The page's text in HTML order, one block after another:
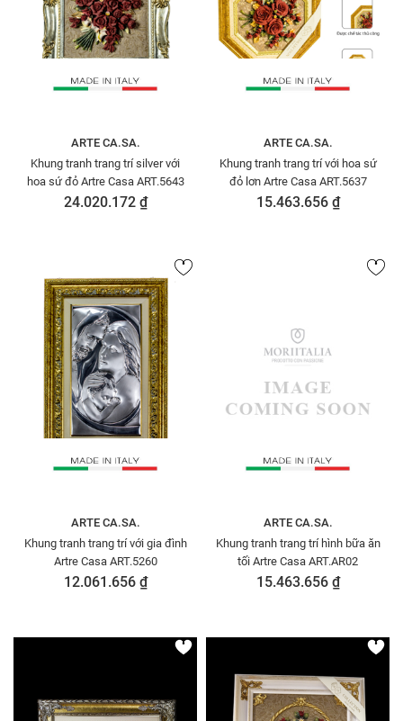
ARTE CA.SA.
Khung tranh trang trí silver với
hoa sứ đỏ Artre Casa ART.5643
24.020.172 ₫
ARTE CA.SA.
Khung tranh trang trí với hoa sứ
đỏ lơn Artre Casa ART.5637
15.463.656 ₫
ARTE CA.SA.
Khung tranh trang trí với gia đình
Artre Casa ART.5260
12.061.656 ₫
ARTE CA.SA.
Khung tranh trang trí hình bữa ăn
tối Artre Casa ART.AR02
15.463.656 ₫